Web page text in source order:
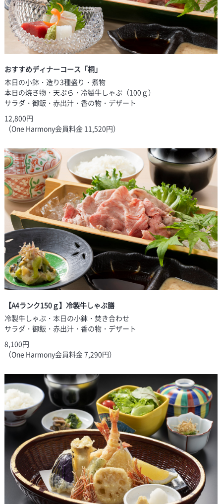
おすすめディナーコース「桐」
本日の小鉢・造り3種盛り・煮物
本日の焼き物・天ぷら・冷製牛しゃぶ（100ｇ）
サラダ・御飯・赤出汁・香の物・デザート
12,800円
（One Harmony会員料金 11,520円）
【A4ランク150ｇ】冷製牛しゃぶ膳
冷製牛しゃぶ・本日の小鉢・焚き合わせ
サラダ・御飯・赤出汁・香の物・デザート
8,100円
（One Harmony会員料金 7,290円）